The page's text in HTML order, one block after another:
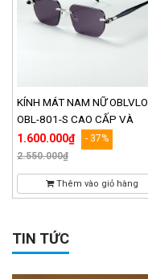
KÍNH MÁT NAM NỮ OBLVLO
OBL-801-S CAO CẤP VÀ
PHONG CÁCH
1.600.000₫
- 37%
2.550.000₫
Thêm vào giỏ hàng
TIN TỨC